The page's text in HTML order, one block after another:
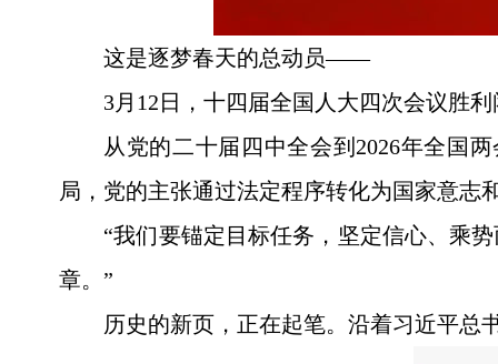
这是逐梦春天的总动员——
3月12日，十四届全国人大四次会议胜
从党的二十届四中全会到2026年全国
局，党的主张通过法定程序转化为国家意志
“我们要锚定目标任务，坚定信心、乘
章。”
历史的新页，正在起笔。沿着习近平总